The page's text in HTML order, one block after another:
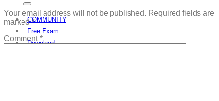
COMMUNITY
Free Exam
Download
Your email address will not be published. Required fields are
marked*
Comment*